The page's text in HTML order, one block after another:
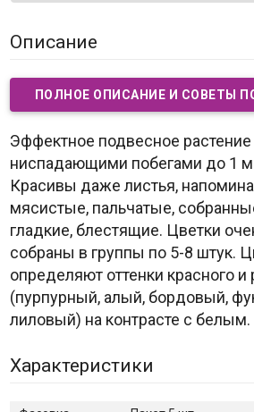
Описание
ПОЛНОЕ ОПИСАНИЕ И СОВЕТЫ
Эффектное подвесное
ниспадающими побегами до 1
Красивы даже листья,
мясистые, пальчатые,
гладкие, блестящие. Цветки
собраны в группы по 5-8 штук.
определяют оттенки красного и
(пурпурный, алый, бордовый,
лиловый) на контрасте с белым.
Характеристики